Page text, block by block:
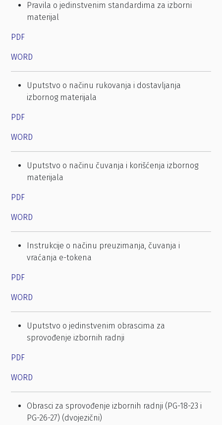
Pravila o jedinstvenim standardima za izborni
materijal
PDF
WORD
Uputstvo o načinu rukovanja i dostavljanja
izbornog materijala
PDF
WORD
Uputstvo o načinu čuvanja i korišćenja izbornog
materijala
PDF
WORD
Instrukcije o načinu preuzimanja, čuvanja i
vraćanja e-tokena
PDF
WORD
Uputstvo o jedinstvenim obrascima za
sprovođenje izbornih radnji
PDF
WORD
Obrasci za sprovođenje izbornih radnji (PG-18-23 i
PG-26-27) (dvojezični)